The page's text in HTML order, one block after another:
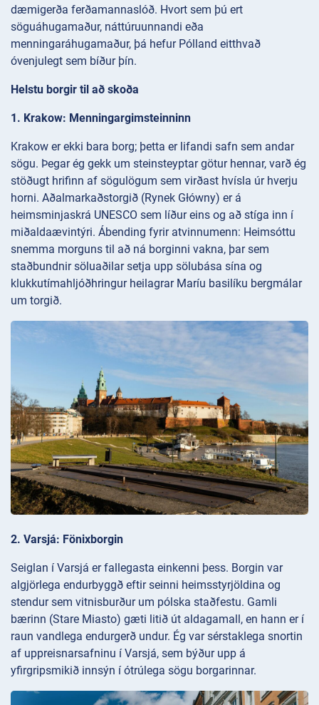
dæmigerða ferðamannaslóð. Hvort sem þú ert
söguáhugamaður, náttúruunnandi eða
menningaráhugamaður, þá hefur Pólland eitthvað
óvenjulegt sem bíður þín.
Helstu borgir til að skoða
1. Krakow: Menningargimsteinninn
Krakow er ekki bara borg; þetta er lifandi safn sem andar
sögu. Þegar ég gekk um steinsteyptar götur hennar, varð ég
stöðugt hrifinn af sögulögum sem virðast hvísla úr hverju
horni. Aðalmarkaðstorgið (Rynek Główny) er á
heimsminjaskrá UNESCO sem líður eins og að stíga inn í
miðaldaævintýri. Ábending fyrir atvinnumenn: Heimsóttu
snemma morguns til að ná borginni vakna, þar sem
staðbundnir söluaðilar setja upp sölubása sína og
klukkutímahljóðhringur heilagrar Maríu basilíku bergmálar
um torgið.
2. Varsjá: Fönixborgin
Seiglan í Varsjá er fallegasta einkenni þess. Borgin var
algjörlega endurbyggð eftir seinni heimsstyrjöldina og
stendur sem vitnisburður um pólska staðfestu. Gamli
bærinn (Stare Miasto) gæti litið út aldagamall, en hann er í
raun vandlega endurgerð undur. Ég var sérstaklega snortin
af uppreisnarsafninu í Varsjá, sem býður upp á
yfirgripsmikið innsýn í ótrúlega sögu borgarinnar.